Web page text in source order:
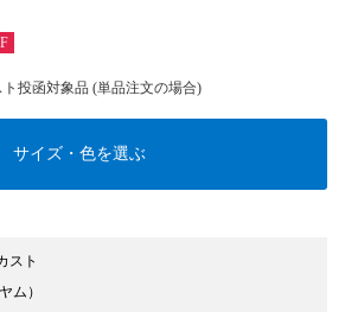
ト投函対象品 (単品注文の場合)
サイズ・色を選ぶ
スト
ム）